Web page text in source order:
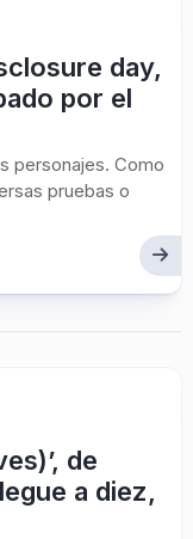
day,
por el
personajes. Como
pruebas o
de
a diez,